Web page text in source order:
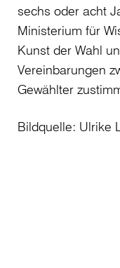
sechs oder acht
Ministerium für
Kunst der Wahl
Vereinbarungen
Gewählter
Bildquelle: Ulrike